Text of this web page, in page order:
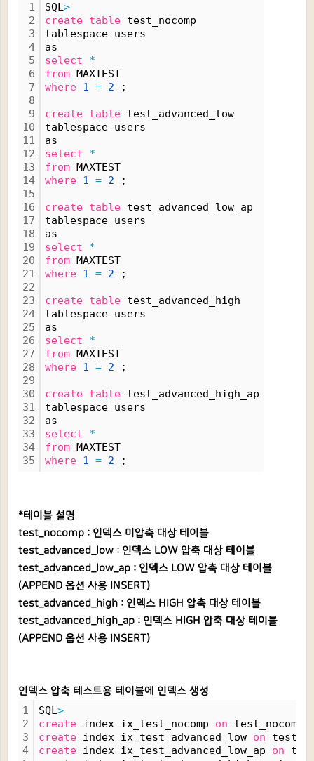
1
2
3
4
5
6
7
8
9
10
11
12
13
14
15
16
17
18
19
20
21
22
23
24
25
26
27
28
29
30
31
32
33
34
35
SQL>
create table test_nocomp
tablespace users
as
select
*
from MAXTEST
where 1 = 2 ;
create table test_advanced_low
tablespace users
as
select
*
from MAXTEST
where 1 = 2 ;
create table test_advanced_low_ap
tablespace users
as
select
*
from MAXTEST
where 1 = 2 ;
create table test_advanced_high
tablespace users
as
select
*
from MAXTEST
where 1 = 2 ;
create table test_advanced_high_ap
tablespace users
as
select
*
from MAXTEST
where 1 = 2 ;
*테이블 설명
test_nocomp : 인덱스 미압축 대상 테이블
test_advanced_low : 인덱스 LOW 압축 대상 테이블
test_advanced_low_ap : 인덱스 LOW 압축 대상 테이블
(APPEND 옵션 사용 INSERT)
test_advanced_high : 인덱스 HIGH 압축 대상 테이블
test_advanced_high_ap : 인덱스 HIGH 압축 대상 테이블
(APPEND 옵션 사용 INSERT)
인덱스 압축 테스트용 테이블에 인덱스 생성
1
2
3
4
SQL>
create index ix_test_nocomp on
create index ix_test_advanced_low on
create index ix_test_advanced_low_ap on